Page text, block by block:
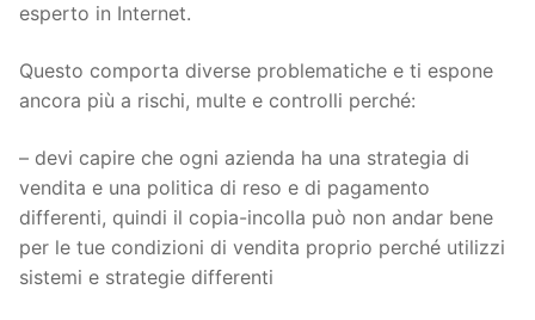
esperto in Internet.
Questo comporta diverse problematiche e ti espone
ancora più a rischi, multe e controlli perché:
– devi capire che ogni azienda ha una strategia di
vendita e una politica di reso e di pagamento
differenti, quindi il copia-incolla può non andar bene
per le tue condizioni di vendita proprio perché utilizzi
sistemi e strategie differenti